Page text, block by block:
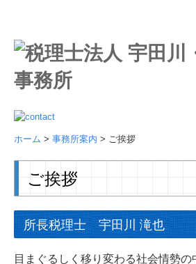
ホーム
当法人の特長
事務所案内
船橋事務所
飯田橋事務所
経営理念
ホーム > 事務所案内 > ご挨拶
ご挨拶
所長税理士 宇田川 滝也
目まぐるしく移り変わる社会情勢